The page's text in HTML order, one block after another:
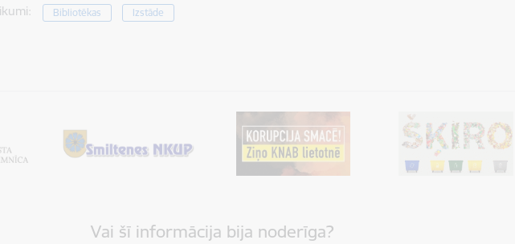
Bibliotēkas Izstāde
Vai šī informācija bija noderīga?